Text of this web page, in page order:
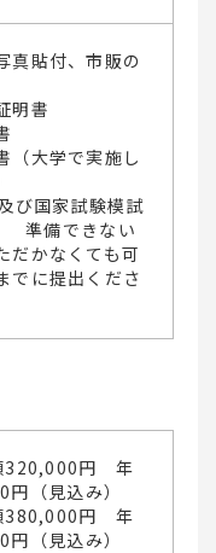
真貼付、市販の
明書
（大学で実施し
び国家試験模試
準備できない
だかなくても可
でに提出くださ
320,000円 年
（見込み）
380,000円 年
（見込み）